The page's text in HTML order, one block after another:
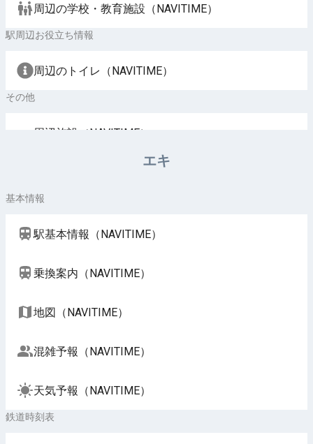
周辺の学校・教育施設（NAVITIME）
駅周辺お役立ち情報
周辺のトイレ（NAVITIME）
その他
周辺施設（NAVITIME）
エキ
基本情報
駅基本情報（NAVITIME）
乗換案内（NAVITIME）
地図（NAVITIME）
混雑予報（NAVITIME）
天気予報（NAVITIME）
鉄道時刻表